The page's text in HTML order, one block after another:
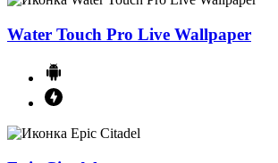
Water Touch Pro Live Wallpaper